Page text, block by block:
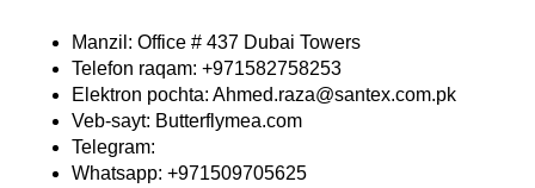
Manzil: Office # 437 Dubai Towers
Telefon raqam: +971582758253
Elektron pochta: Ahmed.raza@santex.com.pk
Veb-sayt: Butterflymea.com
Telegram:
Whatsapp: +971509705625